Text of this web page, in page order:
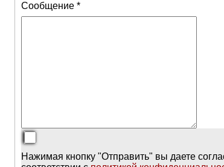
Сообщение *
Нажимая кнопку "Отправить" вы даете